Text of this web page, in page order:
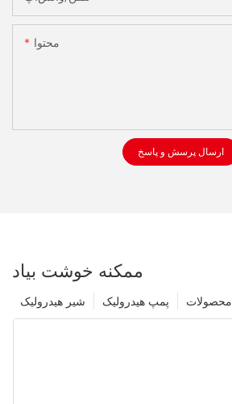
محتوا
ارسال پرسش و پاسخ
ممکنه خوشت بیاد
محصولات پمپ هیدرولیک شیر هیدرولیک